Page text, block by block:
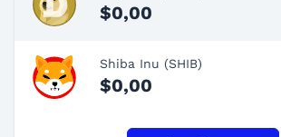
$0,00
Shiba Inu (SHIB)
$0,00